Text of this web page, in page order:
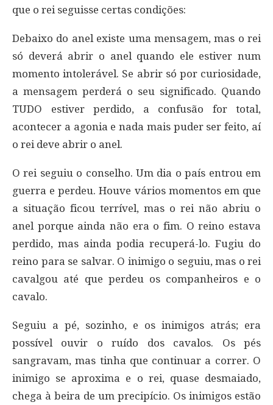
que o rei seguisse certas condições:
Debaixo do anel existe uma mensagem, mas o rei
só deverá abrir o anel quando ele estiver num
momento intolerável. Se abrir só por curiosidade,
a mensagem perderá o seu significado. Quando
TUDO estiver perdido, a confusão for total,
acontecer a agonia e nada mais puder ser feito, aí
o rei deve abrir o anel.
O rei seguiu o conselho. Um dia o país entrou em
guerra e perdeu. Houve vários momentos em que
a situação ficou terrível, mas o rei não abriu o
anel porque ainda não era o fim. O reino estava
perdido, mas ainda podia recuperá-lo. Fugiu do
reino para se salvar. O inimigo o seguiu, mas o rei
cavalgou até que perdeu os companheiros e o
cavalo.
Seguiu a pé, sozinho, e os inimigos atrás; era
possível ouvir o ruído dos cavalos. Os pés
sangravam, mas tinha que continuar a correr. O
inimigo se aproxima e o rei, quase desmaiado,
chega à beira de um precipício. Os inimigos estão